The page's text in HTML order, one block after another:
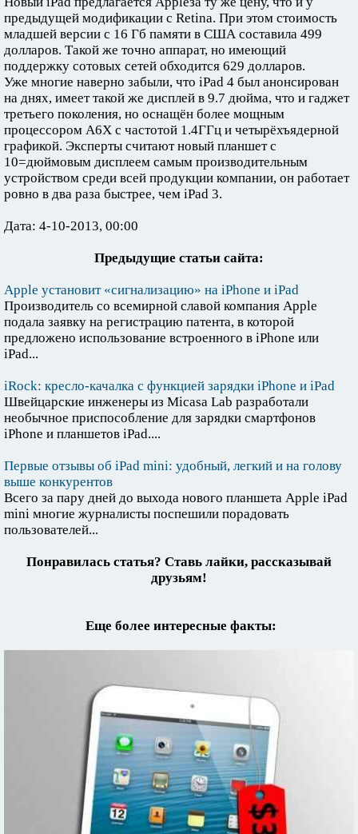
предыдущей модификации с Retina. При этом стоимость
младшей версии с 16 Гб памяти в США составила 499
долларов. Такой же точно аппарат, но имеющий
поддержку сотовых сетей обходится 629 долларов.
Уже многие наверно забыли, что iPad 4 был анонсирован
на днях, имеет такой же дисплей в 9.7 дюйма, что и гаджет
третьего поколения, но оснащён более мощным
процессором А6Х с частотой 1.4ГГц и четырёхъядерной
графикой. Эксперты считают новый планшет с
10=дюймовым дисплеем самым производительным
устройством среди всей продукции компании, он работает
ровно в два раза быстрее, чем iPad 3.
Дата: 4-10-2013, 00:00
Предыдущие статьи сайта:
Apple установит «сигнализацию» на iPhone и iPad
Производитель со всемирной славой компания Apple
подала заявку на регистрацию патента, в которой
предложено использование встроенного в iPhone или
iPad...
iRock: кресло-качалка с функцией зарядки iPhone и iPad
Швейцарские инженеры из Micasa Lab разработали
необычное приспособление для зарядки смартфонов
iPhone и планшетов iPad....
Первые отзывы об iPad mini: удобный, легкий и на голову
выше конкурентов
Всего за пару дней до выхода нового планшета Apple iPad
mini многие журналисты поспешили порадовать
пользователей...
Понравилась статья? Ставь лайки, рассказывай
друзьям!
Еще более интересные факты: